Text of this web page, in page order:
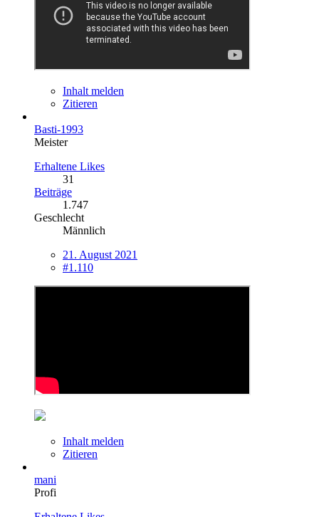
Inhalt melden
Zitieren
Basti-1993
Meister
Erhaltene Likes
31
Beiträge
1.747
Geschlecht
Männlich
21. August 2021
#1.110
Inhalt melden
Zitieren
mani
Profi